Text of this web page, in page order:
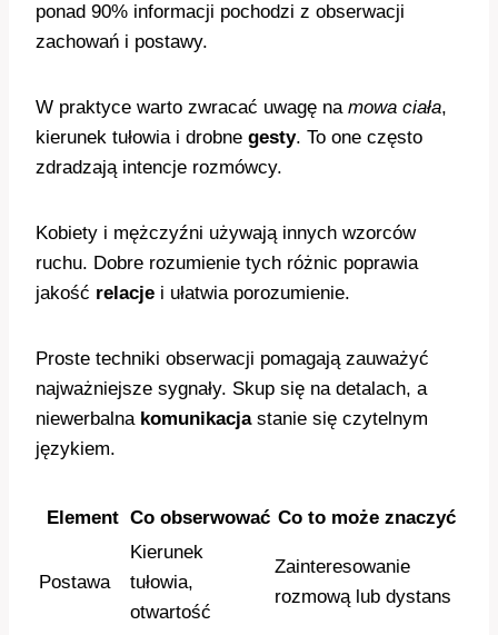
ponad 90% informacji pochodzi z obserwacji
zachowań i postawy.
W praktyce warto zwracać uwagę na mowa ciała,
kierunek tułowia i drobne gesty. To one często
zdradzają intencje rozmówcy.
Kobiety i mężczyźni używają innych wzorców
ruchu. Dobre rozumienie tych różnic poprawia
jakość relacje i ułatwia porozumienie.
Proste techniki obserwacji pomagają zauważyć
najważniejsze sygnały. Skup się na detalach, a
niewerbalna komunikacjastanie się czytelnym
językiem.
Element Co obserwować Co to może znaczyć
Postawa
Kierunek
tułowia,
otwartość
Zainteresowanie
rozmową lub dystans